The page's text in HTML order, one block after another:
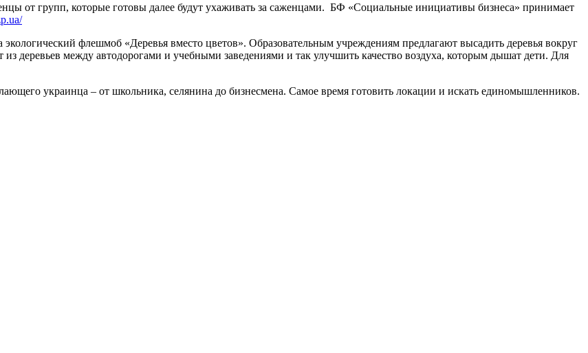
от групп, которые готовы далее будут ухаживать за саженцами. БФ «Социальные инициативы бизнеса» принимает
флешмоб «Деревья вместо цветов». Образовательным учреждениям предлагают высадить деревья вокруг
деревьев между автодорогами и учебными заведениями и так улучшить качество воздуха, которым дышат дети. Для
украинца – от школьника, селянина до бизнесмена. Самое время готовить локации и искать единомышленников.